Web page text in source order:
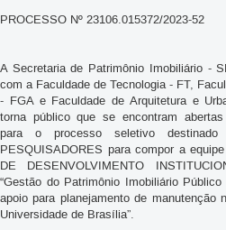
PROCESSO Nº 23106.015372/2023-52
A Secretaria de Patrimônio Imobiliário -
com a Faculdade de Tecnologia - FT,
- FGA e Faculdade de Arquitetura e
torna público que se encontram
para o processo seletivo destinado
PESQUISADORES para compor a
DE DESENVOLVIMENTO
“Gestão do Patrimônio Imobiliário
apoio para planejamento de manutenção
Universidade de Brasília”.